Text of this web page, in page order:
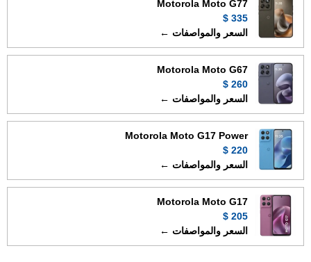
Motorola Moto G77
335 $
السعر والمواصفات ←
Motorola Moto G67
260 $
السعر والمواصفات ←
Motorola Moto G17 Power
220 $
السعر والمواصفات ←
Motorola Moto G17
205 $
السعر والمواصفات ←